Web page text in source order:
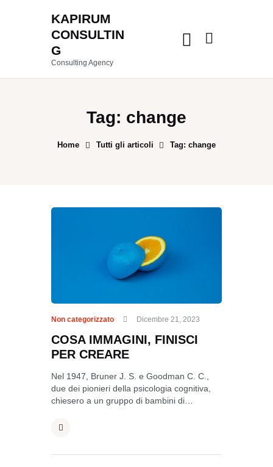
KAPIRUM
CONSULTIN
G
Consulting Agency
Tag: change
Home Tutti gli articoli Tag: change
Non categorizzato Dicembre 21, 2023
COSA IMMAGINI, FINISCI
PER CREARE
Nel 1947, Bruner J. S. e Goodman C. C.,
due dei pionieri della psicologia cognitiva,
chiesero a un gruppo di bambini di…